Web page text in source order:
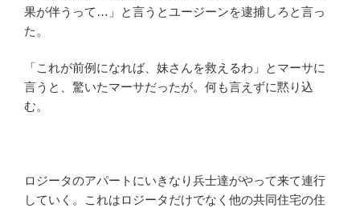
果が伴うって…」と言うとユージーンを逮捕しろと言っ
た。
「これが前例になれば、妹さんを救えるわ」とマーサに
言うと、驚いたマーサだったが。何も言えずに黙り込
む。
ロジータのアパートにいきなり兵士達がやって来て連行
していく。これはロジータだけでなく他の共同住宅の住